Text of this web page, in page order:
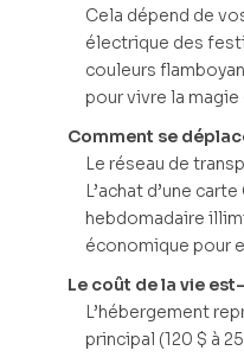
Cela dépend de
électrique des
couleurs
pour vivre la
Comment se
Le réseau de
L’achat d’une
hebdomadaire
économique pour
Le coût de la vie
L’hébergement
principal (120 $ à